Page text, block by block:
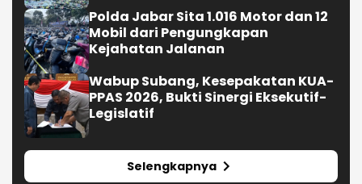
Polda Jabar Sita 1.016 Motor dan 12
Mobil dari Pengungkapan
Kejahatan Jalanan
Wabup Subang, Kesepakatan KUA-
PPAS 2026, Bukti Sinergi Eksekutif-
Legislatif
Selengkapnya